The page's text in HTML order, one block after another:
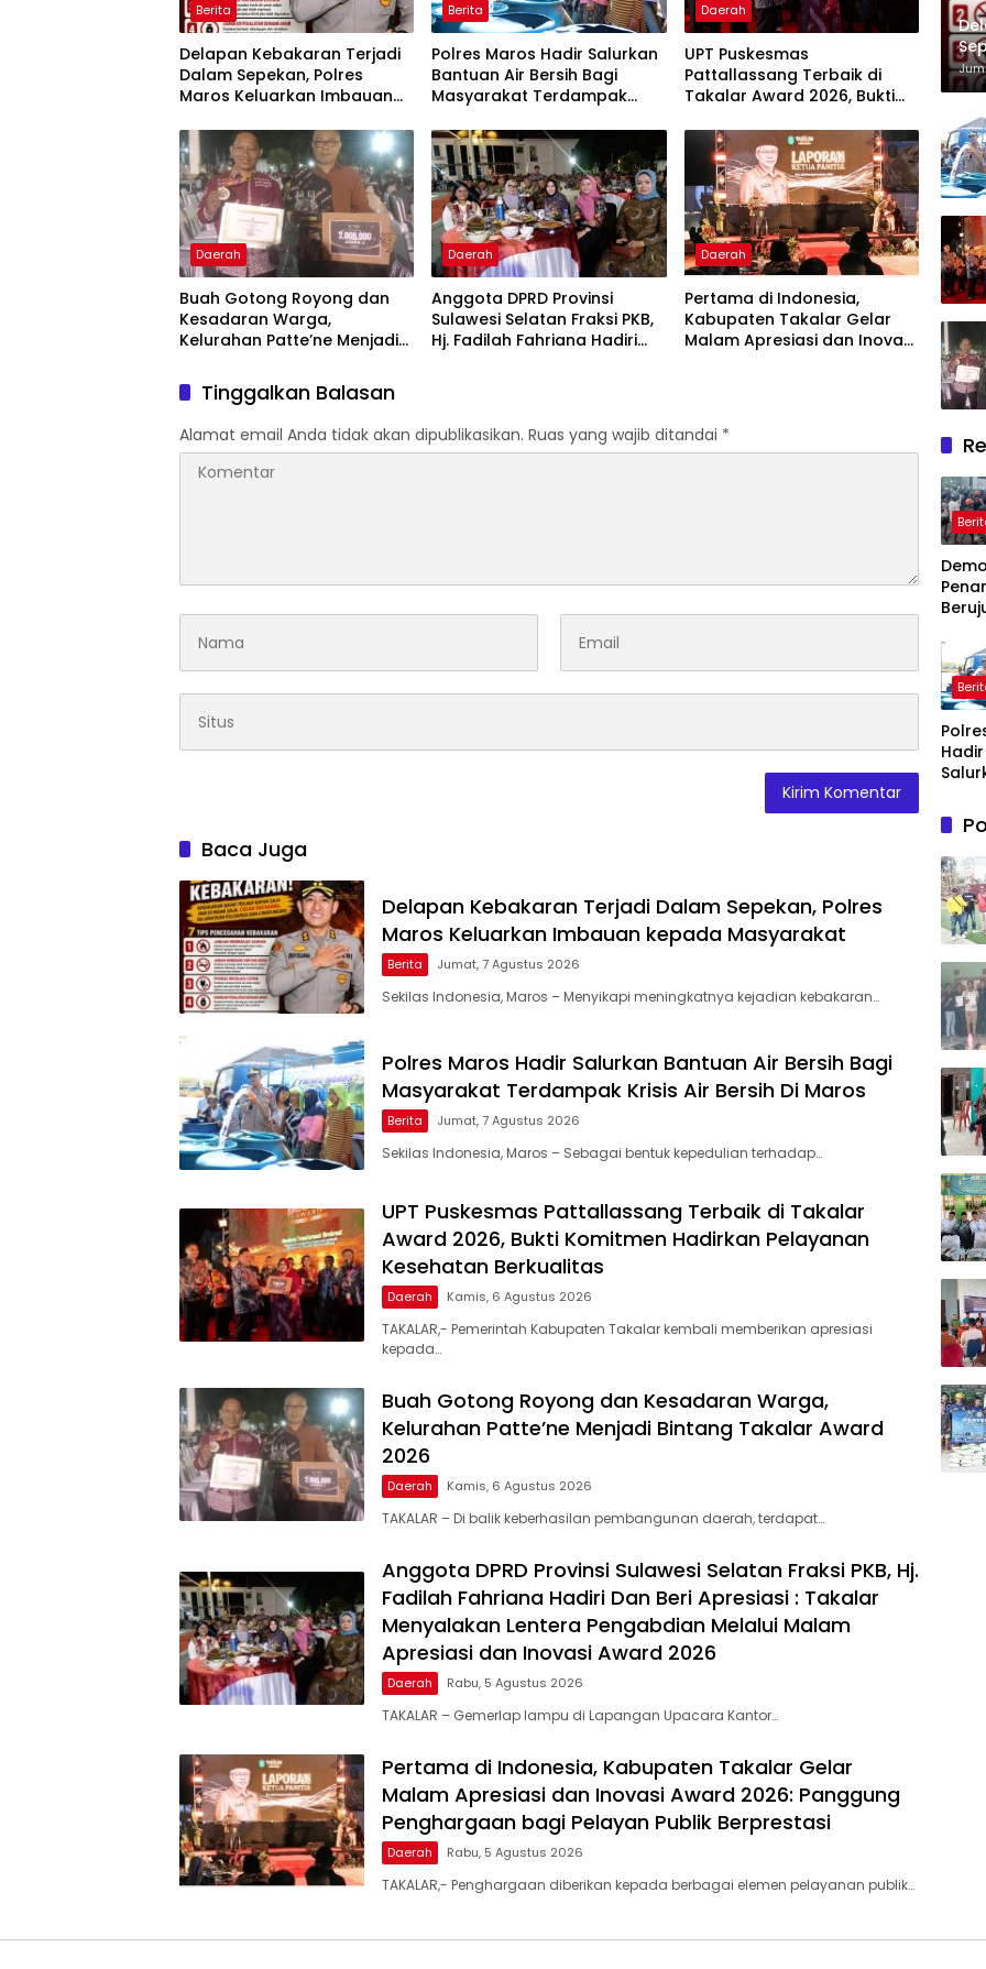
Berita
Delapan Kebakaran Terjadi
Dalam Sepekan, Polres
Maros Keluarkan Imbauan
Berita
Polres Maros Hadir Salurkan
Bantuan Air Bersih Bagi
Masyarakat Terdampak
Daerah
UPT Puskesmas
Pattallassang Terbaik di
Takalar Award 2026, Bukti
Pelayanan Kesehatan
Berkualitas
Daerah
Buah Gotong Royong dan
Kesadaran Warga,
Kelurahan Patte’ne Menjadi
Daerah
Anggota DPRD Provinsi
Sulawesi Selatan Fraksi PKB,
Hj. Fadilah Fahriana Hadiri
Apresiasi dan Inovasi Award
2026
Daerah
Pertama di Indonesia,
Kabupaten Takalar Gelar
Malam Apresiasi dan Inovasi
Tinggalkan Balasan
Alamat email Anda tidak akan dipublikasikan. Ruas yang wajib ditandai *
Baca Juga
Delapan Kebakaran Terjadi Dalam Sepekan, Polres
Maros Keluarkan Imbauan kepada Masyarakat
Berita Jumat, 7 Agustus 2026
Sekilas Indonesia, Maros – Menyikapi meningkatnya kejadian kebakaran…
Polres Maros Hadir Salurkan Bantuan Air Bersih Bagi
Masyarakat Terdampak Krisis Air Bersih Di Maros
Berita Jumat, 7 Agustus 2026
Sekilas Indonesia, Maros – Sebagai bentuk kepedulian terhadap…
UPT Puskesmas Pattallassang Terbaik di Takalar
Award 2026, Bukti Komitmen Hadirkan Pelayanan
Kesehatan Berkualitas
Daerah Kamis, 6 Agustus 2026
TAKALAR,- Pemerintah Kabupaten Takalar kembali memberikan apresiasi
kepada…
Buah Gotong Royong dan Kesadaran Warga,
Kelurahan Patte’ne Menjadi Bintang Takalar Award
2026
Daerah Kamis, 6 Agustus 2026
TAKALAR – Di balik keberhasilan pembangunan daerah, terdapat…
Anggota DPRD Provinsi Sulawesi Selatan Fraksi PKB, Hj.
Fadilah Fahriana Hadiri Dan Beri Apresiasi : Takalar
Menyalakan Lentera Pengabdian Melalui Malam
Apresiasi dan Inovasi Award 2026
Daerah Rabu, 5 Agustus 2026
TAKALAR – Gemerlap lampu di Lapangan Upacara Kantor…
Pertama di Indonesia, Kabupaten Takalar Gelar
Malam Apresiasi dan Inovasi Award 2026: Panggung
Penghargaan bagi Pelayan Publik Berprestasi
Daerah Rabu, 5 Agustus 2026
TAKALAR,- Penghargaan diberikan kepada berbagai elemen pelayanan publik…
Demo
Timur
Hadir
Krisis